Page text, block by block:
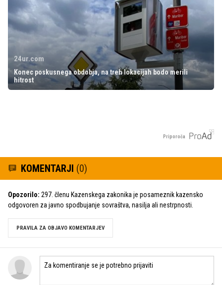
24ur.com
Konec poskusnega obdobja, na treh lokacijah bodo merili
hitrost
Priporoča
KOMENTARJI (0)
Opozorilo: 297. členu Kazenskega zakonika je posameznik kazensko
odgovoren za javno spodbujanje sovraštva, nasilja ali nestrpnosti.
PRAVILA ZA OBJAVO KOMENTARJEV